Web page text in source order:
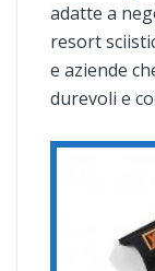
adatte a
resort
e aziende
durevoli e